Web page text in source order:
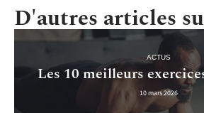
D'autres articles
ACTUS
Les 10 meilleurs
10 mars 2026